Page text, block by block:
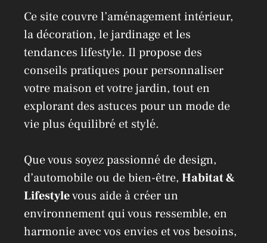
Ce site couvre l’aménagement intérieur,
la décoration, le jardinage et les
tendances lifestyle. Il propose des
conseils pratiques pour personnaliser
votre maison et votre jardin, tout en
explorant des astuces pour un mode de
vie plus équilibré et stylé.
Que vous soyez passionné de design,
d’automobile ou de bien-être, Habitat &
Lifestylevous aide à créer un
environnement qui vous ressemble, en
harmonie avec vos envies et vos besoins,